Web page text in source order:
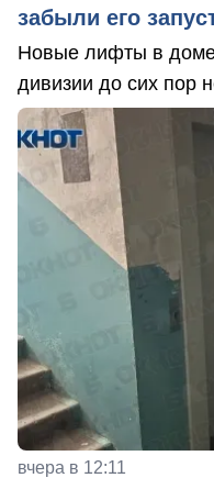
забыли его
Новые лифты в доме
дивизии до сих пор
вчера в 12:11